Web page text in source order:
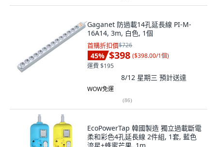
Gaganet 防過載14孔延長線 PI-M-
16A14, 3m, 白色, 1個
首購折扣價$726
45% $398 ($398.00/1個)
運費 $195
8/12 星期三 預計送達
WOW免運
(86)
EcoPowerTap 韓國製造 獨立過載斷電
柔和彩色4孔延長線 2件組, 1套, 藍色